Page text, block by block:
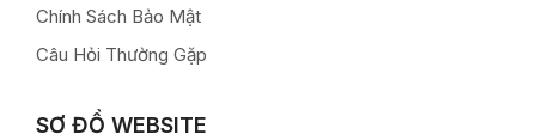
Chính Sách Bảo Mật
Câu Hỏi Thường Gặp
SƠ ĐỒ WEBSITE